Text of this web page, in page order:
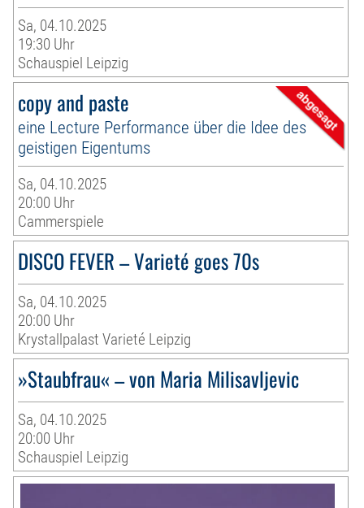
Sa, 04.10.2025
19:30 Uhr
Schauspiel Leipzig
copy and paste
eine Lecture Performance über die Idee des
geistigen Eigentums
Sa, 04.10.2025
20:00 Uhr
Cammerspiele
DISCO FEVER – Varieté goes 70s
Sa, 04.10.2025
20:00 Uhr
Krystallpalast Varieté Leipzig
»Staubfrau« – von Maria Milisavljevic
Sa, 04.10.2025
20:00 Uhr
Schauspiel Leipzig